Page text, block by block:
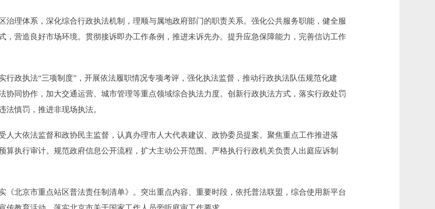
理体系，深化综合行政执法机制，理顺与属地政府部门的职责关系。强化公共服务职能，健全服
，营造良好市场环境。贯彻接诉即办工作条例，推进未诉先办。提升应急保障能力，完善信访工作
政执法“三项制度”，开展依法履职情况专项考评，强化执法监督，推动行政执法队伍规范化建
协同协作，加大交通运营、城市管理等重点领域综合执法力度。创新行政执法方式，落实行政处罚
法慎罚，推进非现场执法。
大依法监督和政协民主监督，认真办理市人大代表建议、政协委员提案。聚焦重点工作推进落
算执行审计。规范政府信息公开流程，扩大主动公开范围。严格执行行政机关负责人出庭应诉制
北京市重点站区普法责任制清单》。突出重点内容、重要时段，依托普法联盟，综合使用新平台